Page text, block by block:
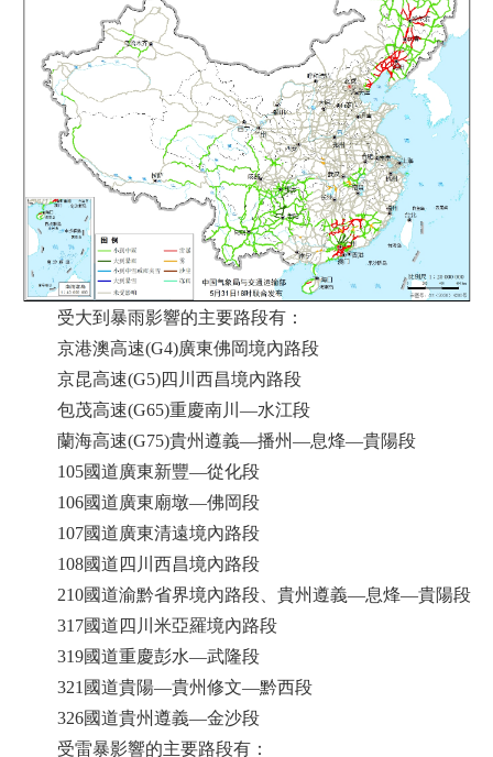
受大到暴雨影響的主要路段有：
京港澳高速(G4)廣東佛岡境內路段
京昆高速(G5)四川西昌境內路段
包茂高速(G65)重慶南川—水江段
蘭海高速(G75)貴州遵義—播州—息烽—貴陽段
105國道廣東新豐—從化段
106國道廣東廟墩—佛岡段
107國道廣東清遠境內路段
108國道四川西昌境內路段
210國道渝黔省界境內路段、貴州遵義—息烽—貴陽段
317國道四川米亞羅境內路段
319國道重慶彭水—武隆段
321國道貴陽—貴州修文—黔西段
326國道貴州遵義—金沙段
受雷暴影響的主要路段有：